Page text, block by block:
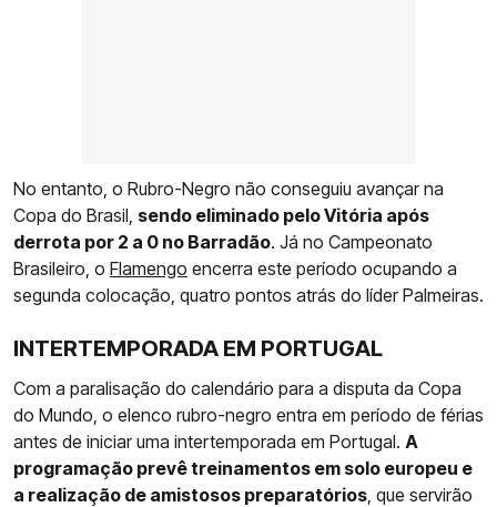
No entanto, o Rubro-Negro não conseguiu avançar na
Copa do Brasil, sendo eliminado pelo Vitória após
derrota por 2 a 0 no Barradão. Já no Campeonato
Brasileiro, o Flamengo encerra este período ocupando a
segunda colocação, quatro pontos atrás do líder Palmeiras.
INTERTEMPORADA EM PORTUGAL
Com a paralisação do calendário para a disputa da Copa
do Mundo, o elenco rubro-negro entra em período de férias
antes de iniciar uma intertemporada em Portugal. A
programação prevê treinamentos em solo europeu e
a realização de amistosos preparatórios , que servirão